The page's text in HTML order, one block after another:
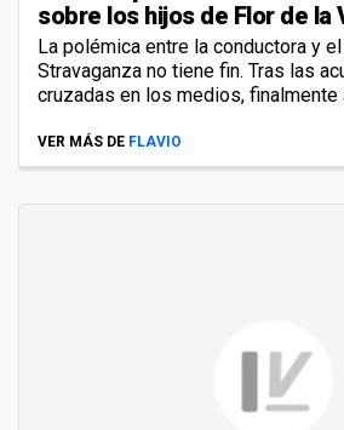
sobre los hijos de Flor de la
La polémica entre la conductora y
Stravaganza no tiene fin. Tras las
cruzadas en los medios, finalmente
VER MÁS DE FLAVIO